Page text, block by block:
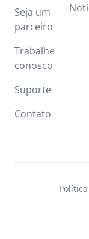
Seja um
parceiro
Trabalhe
conosco
Suporte
Contato